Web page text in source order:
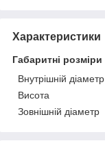
Характеристики
Габаритні розміри
Внутрішній діаметр
Висота
Зовнішній діаметр